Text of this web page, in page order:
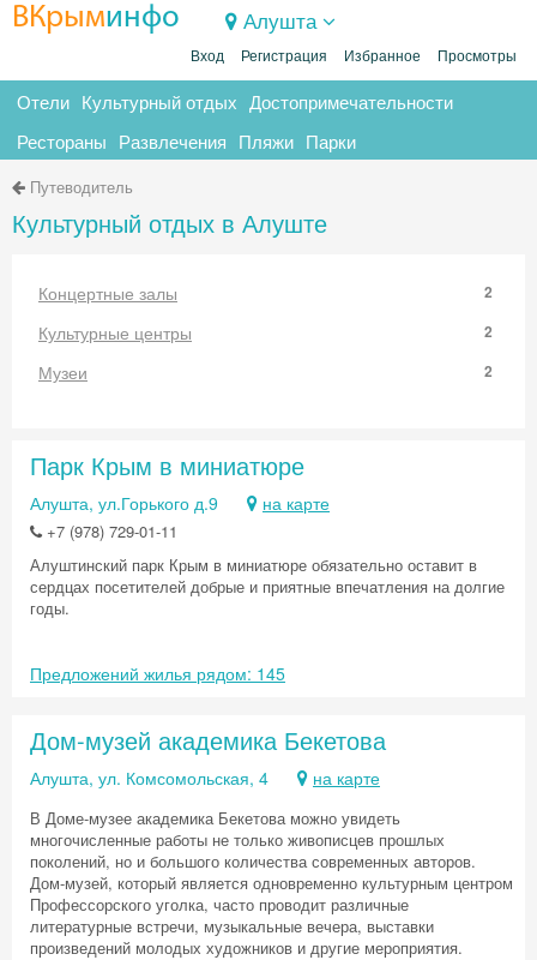
ВКрыминфо Алушта
Вход Регистрация Избранное Просмотры
Отели Культурный отдых Достопримечательности
Рестораны Развлечения Пляжи Парки
Путеводитель
Культурный отдых в Алуште
Концертные залы 2
Культурные центры 2
Музеи 2
Парк Крым в миниатюре
Алушта, ул.Горького д.9 на карте
+7 (978) 729-01-11
Алуштинский парк Крым в миниатюре обязательно оставит в
сердцах посетителей добрые и приятные впечатления на долгие
годы.
Предложений жилья рядом: 145
Дом-музей академика Бекетова
Алушта, ул. Комсомольская, 4 на карте
В Доме-музее академика Бекетова можно увидеть
многочисленные работы не только живописцев прошлых
поколений, но и большого количества современных авторов.
Дом-музей, который является одновременно культурным центром
Профессорского уголка, часто проводит различные
литературные встречи, музыкальные вечера, выставки
произведений молодых художников и другие мероприятия.